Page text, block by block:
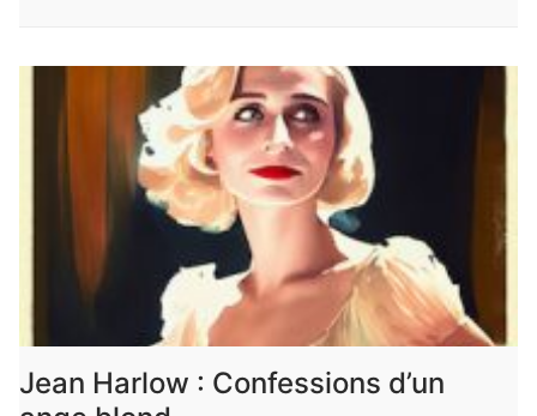
Jean Harlow : Confessions d’un